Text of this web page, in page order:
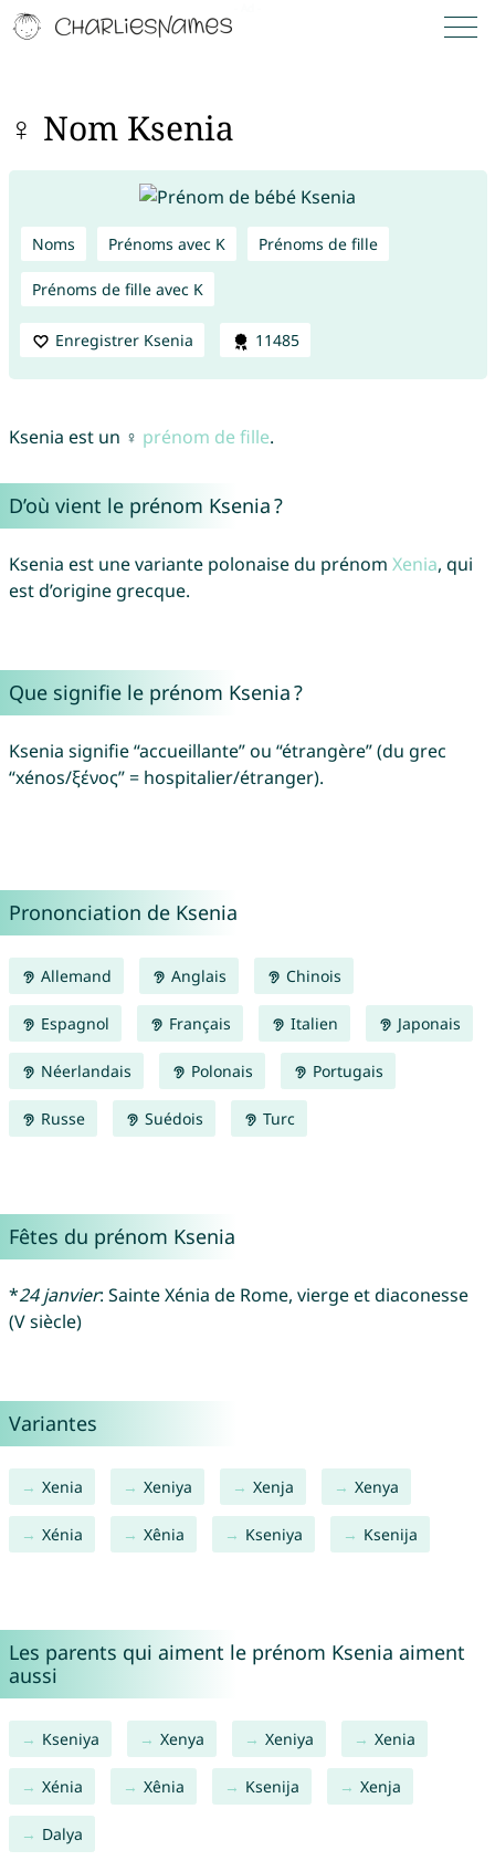
♀ Nom Ksenia
Noms Prénoms avec K Prénoms de fille
Prénoms de fille avec K
Enregistrer Ksenia 11485
Ksenia est un ♀ prénom de fille.
D’où vient le prénom Ksenia ?
Ksenia est une variante polonaise du prénom Xenia, qui
est d’origine grecque.
Que signifie le prénom Ksenia ?
Ksenia signifie “accueillante” ou “étrangère” (du grec
“xénos/ξένος” = hospitalier/étranger).
Prononciation de Ksenia
Allemand Anglais Chinois
Espagnol Français Italien Japonais
Néerlandais Polonais Portugais
Russe Suédois Turc
Fêtes du prénom Ksenia
*24 janvier: Sainte Xénia de Rome, vierge et diaconesse
(V siècle)
Variantes
Xenia Xeniya Xenja Xenya
Xénia Xênia Kseniya Ksenija
Les parents qui aiment le prénom Ksenia aiment
aussi
Kseniya Xenya Xeniya Xenia
Xénia Xênia Ksenija Xenja
Dalya